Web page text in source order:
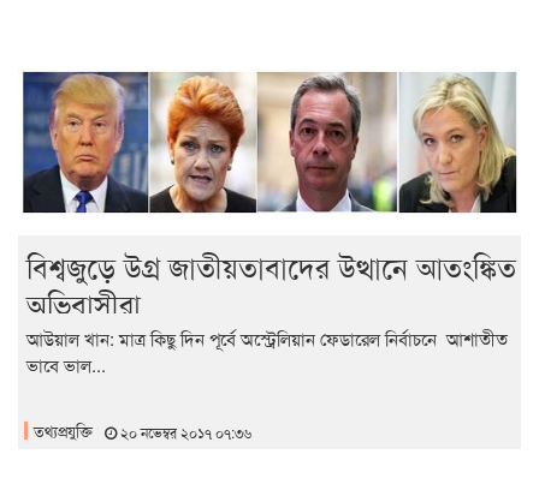
বিশ্বজুড়ে উগ্র জাতীয়তাবাদের উত্থানে আতংঙ্কিত
অভিবাসীরা
আউয়াল খান: মাত্র কিছু দিন পূর্বে অস্ট্রেলিয়ান ফেডারেল নির্বাচনে আশাতীত
ভাবে ভাল...
তথ্যপ্রযুক্তি ২০ নভেম্বর ২০১৭ ০৭:৩৬